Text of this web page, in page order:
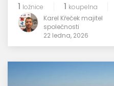
1 ložnice 1 koupelna
Karel Křeček majitel
společnosti
22 ledna, 2026